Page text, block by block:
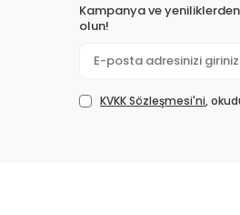
Kampanya ve
olun!
KVKK Sözleşmesi'ni,